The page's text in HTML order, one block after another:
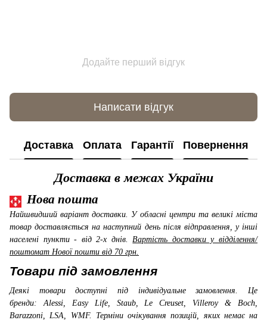
Додайте перший відгук
Написати відгук
Доставка Оплата Гарантії Повернення
Доставка в межах України
Нова пошта
Найшвидший варіант доставки. У обласні центри та великі міста
товар доставляється на наступний день після відправлення, у інші
населені пункти - від 2-х днів.Вартість доставки у відділення/
поштомат Нової пошти від 70 грн.
Товари під замовлення
Деякі товари доступні під індивідуальне замовлення. Це
бренди: Alessi, Easy Life, Staub, Le Creuset, Villeroy & Boch,
Barazzoni, LSA, WMF. Терміни очікування позицій, яких немає на